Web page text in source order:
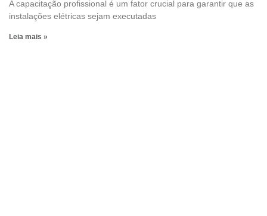
A capacitação profissional é um fator crucial para garantir que as
instalações elétricas sejam executadas
Leia mais »